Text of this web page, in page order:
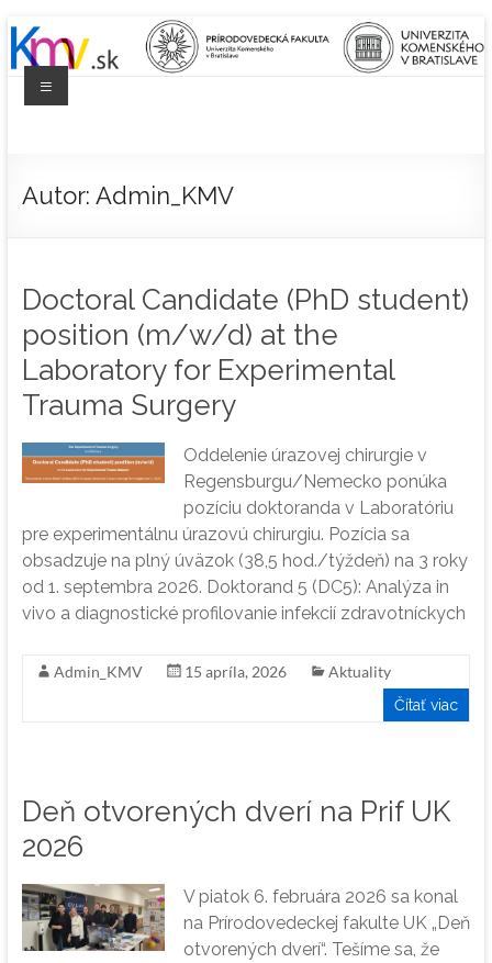
Prejsť
na
obsah
a
Prírodovedecká
Menu
Autor: Admin_KMV
Doctoral Candidate (PhD student)
position (m/w/d) at the
Laboratory for Experimental
Trauma Surgery
Oddelenie úrazovej chirurgie v
Regensburgu/Nemecko ponúka
pozíciu doktoranda v Laboratóriu
pre experimentálnu úrazovú chirurgiu. Pozícia sa
obsadzuje na plný úväzok (38,5 hod./týždeň) na 3 roky
od 1. septembra 2026. Doktorand 5 (DC5): Analýza in
vivo a diagnostické profilovanie infekcií zdravotníckych
Admin_KMV 15 apríla, 2026 Aktuality
Čítať viac
Deň otvorených dverí na Prif UK
2026
V piatok 6. februára 2026 sa konal
na Prírodovedeckej fakulte UK „Deň
otvorených dverí“. Tešíme sa, že